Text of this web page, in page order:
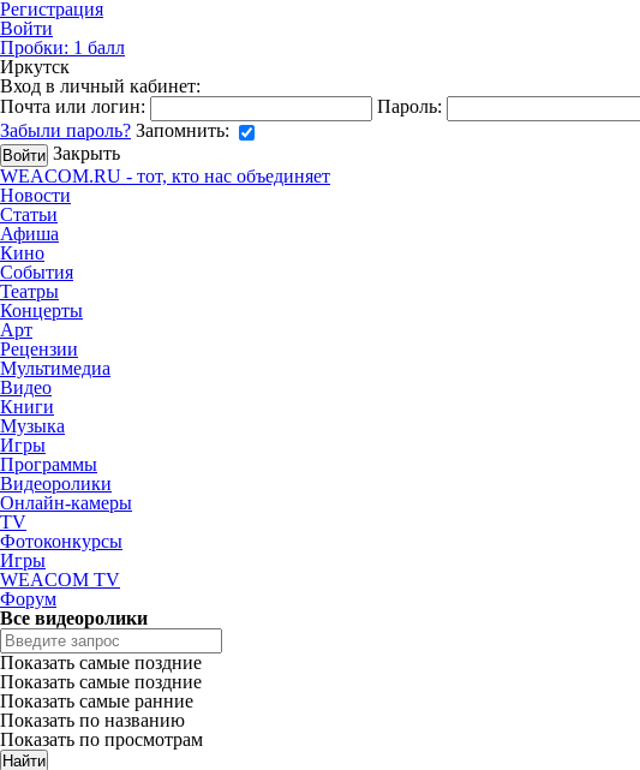
Регистрация
Войти
Пробки: 1 балл
Иркутск
Вход в личный кабинет:
Почта или логин:
Пароль:
Забыли пароль? Запомнить:
Закрыть
WEACOM.RU - тот, кто нас объединяет
Новости
Статьи
Афиша
Кино
События
Театры
Концерты
Арт
Рецензии
Мультимедиа
Видео
Книги
Музыка
Игры
Программы
Видеоролики
Онлайн-камеры
TV
Фотоконкурсы
Игры
WEACOM TV
Форум
Все видеоролики
Показать самые поздние
Показать самые поздние
Показать самые ранние
Показать по названию
Показать по просмотрам